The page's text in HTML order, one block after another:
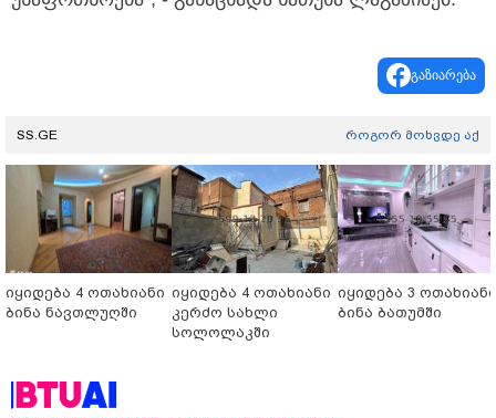
გაზიარება
SS.GE როგორ მოხვდე აქ
იყიდება 4 ოთახიანი
ბინა ნავთლუღში
იყიდება 4 ოთახიანი
კერძო სახლი
სოლოლაკში
იყიდება 3 ოთახიანი
ბინა ბათუმში